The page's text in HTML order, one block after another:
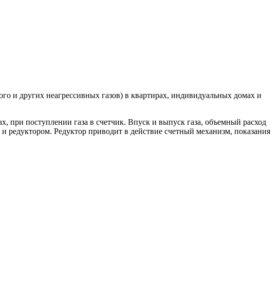
и других неагрессивных газов) в квартирах, индивидуальных домах и
поступлении газа в счетчик. Впуск и выпуск газа, объемный расход
редуктором. Редуктор приводит в действие счетный механизм, показания